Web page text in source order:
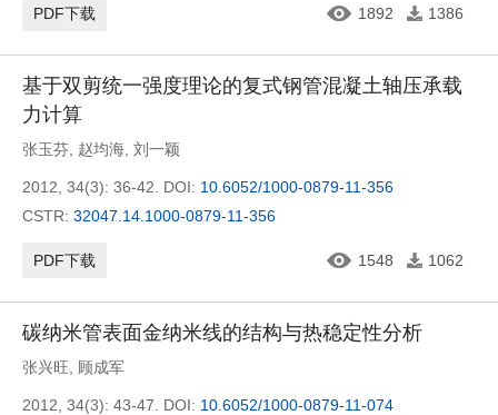
PDF下载 1892 1386
基于双剪统一强度理论的复式钢管混凝土轴压承载
力计算
张玉芬 赵均海 刘一颖
2012, 34(3): 36-42. DOI: 10.6052/1000-0879-11-356
CSTR: 32047.14.1000-0879-11-356
PDF下载 1548 1062
碳纳米管表面金纳米线的结构与热稳定性分析
张兴旺 顾成军
2012, 34(3): 43-47. DOI: 10.6052/1000-0879-11-074